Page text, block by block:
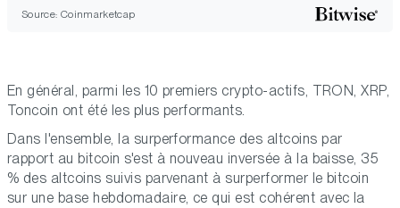
Source: Coinmarketcap
En général, parmi les 10 premiers crypto-actifs, TRON, XRP,
Toncoin ont été les plus performants.
Dans l'ensemble, la surperformance des altcoins par
rapport au bitcoin s'est à nouveau inversée à la baisse, 35
% des altcoins suivis parvenant à surperformer le bitcoin
sur une base hebdomadaire, ce qui est cohérent avec la